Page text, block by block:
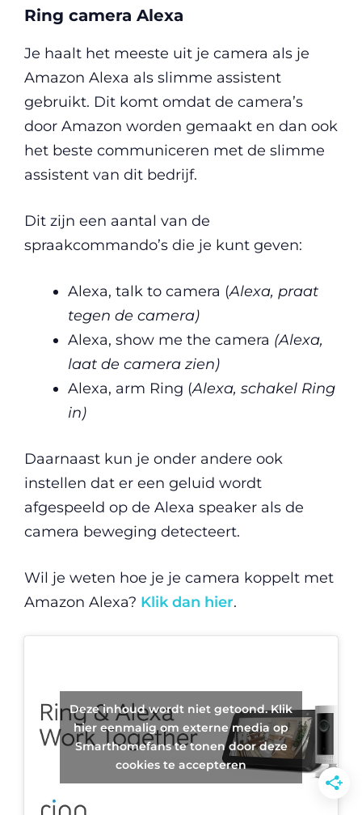
Ring camera Alexa
Je haalt het meeste uit je camera als je
Amazon Alexa als slimme assistent
gebruikt. Dit komt omdat de camera’s
door Amazon worden gemaakt en dan ook
het beste communiceren met de slimme
assistent van dit bedrijf.
Dit zijn een aantal van de
spraakcommando’s die je kunt geven:
Alexa, talk to camera (Alexa, praat
tegen de camera)
Alexa, show me the camera (Alexa,
laat de camera zien)
Alexa, arm Ring (Alexa, schakel Ring
in)
Daarnaast kun je onder andere ook
instellen dat er een geluid wordt
afgespeeld op de Alexa speaker als de
camera beweging detecteert.
Wil je weten hoe je je camera koppelt met
Amazon Alexa? Klik dan hier.
Deze inhoud wordt niet getoond. Klik
hier eenmalig om externe media op
Smarthomefans te tonen door deze
cookies te accepteren